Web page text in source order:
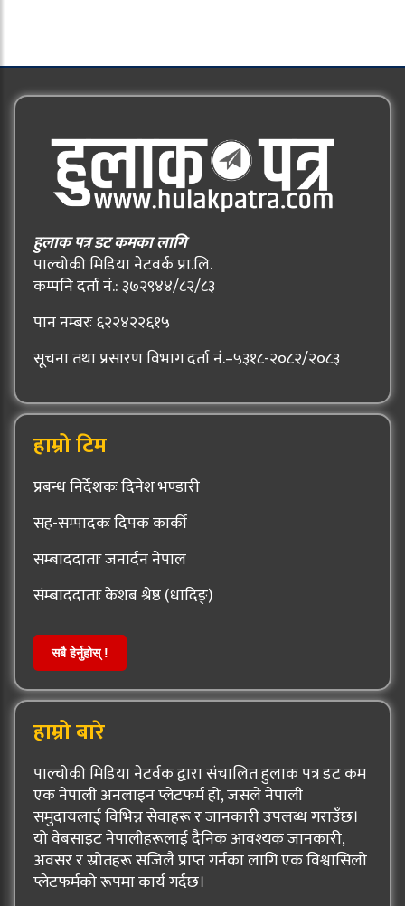
हुलाक पत्र डट कमका लागि
पाल्चोकी मिडिया नेटवर्क प्रा.लि.
कम्पनि दर्ता नं.: ३७२९४४/८२/८३
पान नम्बरः ६२२४२२६१५
सूचना तथा प्रसारण विभाग दर्ता नं.–५३१८-२०८२/२०८३
हाम्रो टिम
प्रबन्ध निर्देशकः दिनेश भण्डारी
सह-सम्पादकः दिपक कार्की
संम्बाददाताः जनार्दन नेपाल
संम्बाददाताः केशब श्रेष्ठ (धादिङ्)
सबै हेर्नुहोस् !
हाम्रो बारे
पाल्चोकी मिडिया नेटर्वक द्वारा संचालित हुलाक पत्र डट कम
एक नेपाली अनलाइन प्लेटफर्म हो, जसले नेपाली
समुदायलाई विभिन्न सेवाहरू र जानकारी उपलब्ध गराउँछ।
यो वेबसाइट नेपालीहरूलाई दैनिक आवश्यक जानकारी,
अवसर र स्रोतहरू सजिलै प्राप्त गर्नका लागि एक विश्वासिलो
प्लेटफर्मको रूपमा कार्य गर्दछ।